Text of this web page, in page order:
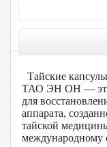
Тайские
ТАО ЭН ОН — это
для
аппарата,
тайской
международному